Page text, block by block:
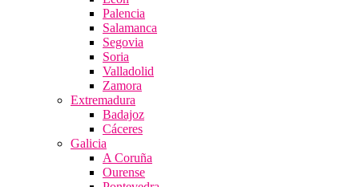
Palencia
Salamanca
Segovia
Soria
Valladolid
Zamora
Extremadura
Badajoz
Cáceres
Galicia
A Coruña
Ourense